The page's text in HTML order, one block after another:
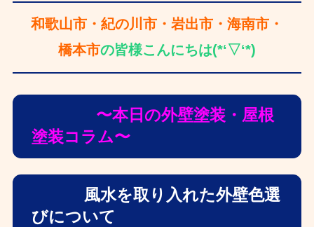
和歌山市・紀の川市・岩出市・海南市・
橋本市の皆様こんにちは(*‘▽‘*)
〜本日の外壁塗装・屋根
塗装コラム〜
風水を取り入れた外壁色選
びについて